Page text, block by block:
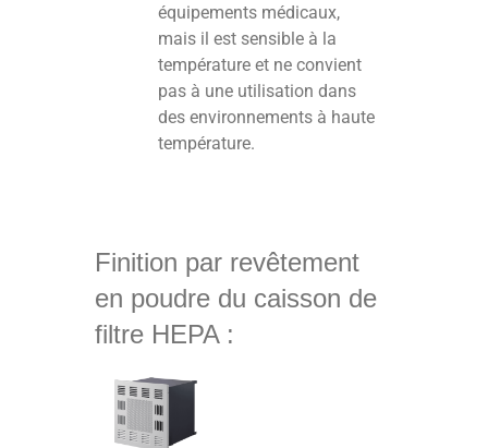
équipements médicaux,
mais il est sensible à la
température et ne convient
pas à une utilisation dans
des environnements à haute
température.
Finition par revêtement
en poudre du caisson de
filtre HEPA :